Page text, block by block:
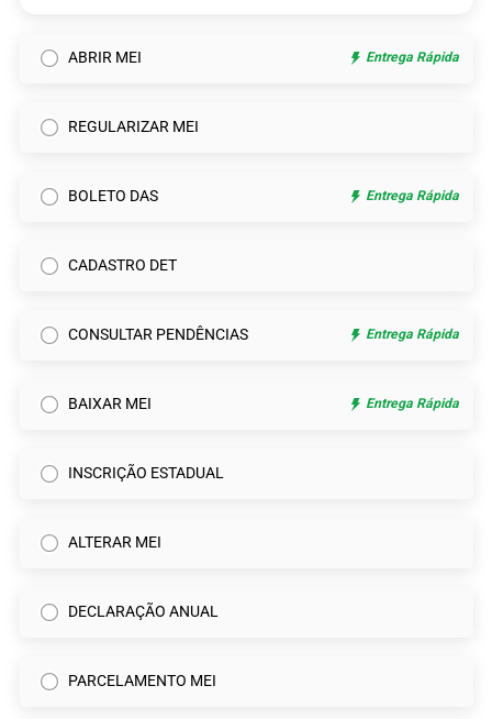
ABRIR MEI Entrega Rápida
REGULARIZAR MEI
BOLETO DAS Entrega Rápida
CADASTRO DET
CONSULTAR PENDÊNCIAS Entrega Rápida
BAIXAR MEI Entrega Rápida
INSCRIÇÃO ESTADUAL
ALTERAR MEI
DECLARAÇÃO ANUAL
PARCELAMENTO MEI